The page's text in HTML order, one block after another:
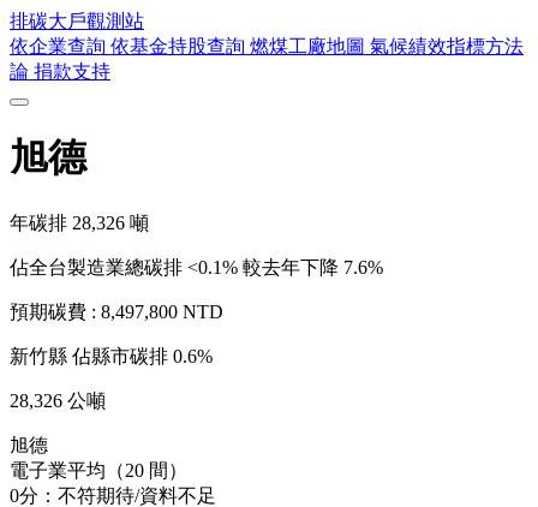
排碳大戶觀測站
依企業查詢 依基金持股查詢 燃煤工廠地圖 氣候績效指標方法
論 捐款支持
旭德
年碳排 28,326 噸
佔全台製造業總碳排 <0.1% 較去年下降 7.6%
預期碳費 : 8,497,800 NTD
新竹縣 佔縣市碳排 0.6%
28,326 公噸
旭德
電子業平均（20 間）
0分：不符期待/資料不足